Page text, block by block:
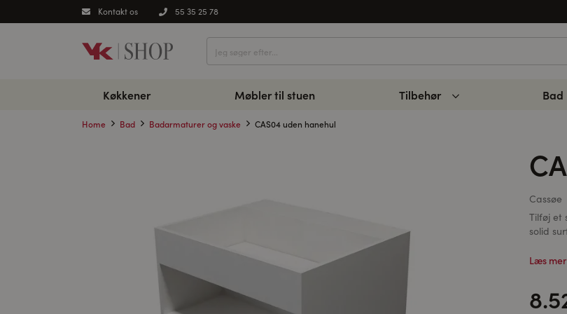
Kontakt os 55 35 25 78
Køkkener Møbler til stuen Tilbehør Bad
Home Bad Badarmaturer og vaske CAS04 uden hanehul
Cassøe
Tilføj et
solid
Læs